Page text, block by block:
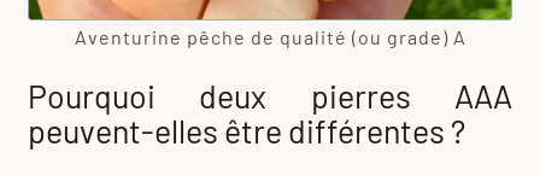
Aventurine pêche de qualité (ou grade) A
Pourquoi deux pierres AAA
peuvent-elles être différentes ?